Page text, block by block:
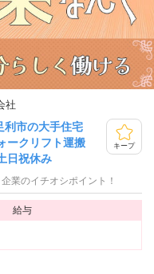
社
利市の大手住宅
ークリフト運搬
日祝休み
キープ
企業のイチオシポイント！
給与